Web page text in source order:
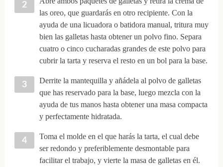
las oreo, que guardarás en otro recipiente. Con la
ayuda de una licuadora o batidora manual, tritura muy
bien las galletas hasta obtener un polvo fino. Separa
cuatro o cinco cucharadas grandes de este polvo para
cubrir la tarta y reserva el resto en un bol para la base.
Derrite la mantequilla y añádela al polvo de galletas
que has reservado para la base, luego mezcla con la
ayuda de tus manos hasta obtener una masa compacta
y perfectamente hidratada.
Toma el molde en el que harás la tarta, el cual debe
ser redondo y preferiblemente desmontable para
facilitar el trabajo, y vierte la masa de galletas en él.